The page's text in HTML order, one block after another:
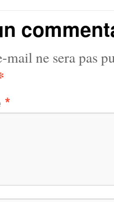
mail ne sera pas
*